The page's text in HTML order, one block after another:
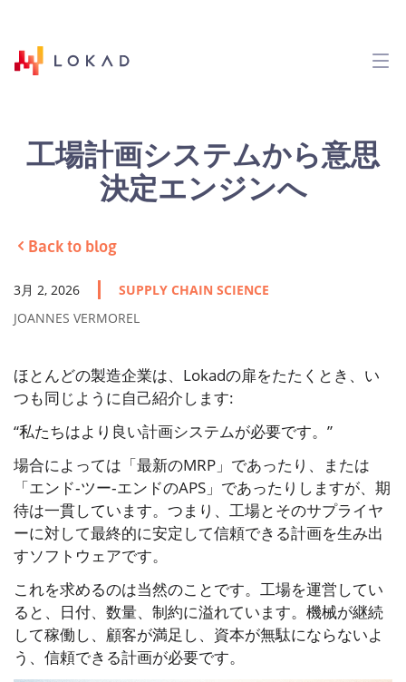
工場計画システムから意思
決定エンジンへ
Back to blog
3月 2, 2026
SUPPLY CHAIN SCIENCE
JOANNES VERMOREL
ほとんどの製造企業は、Lokadの扉をたたくとき、い
つも同じように自己紹介します:
“私たちはより良い計画システムが必要です。”
場合によっては「最新のMRP」であったり、または
「エンド‑ツー‑エンドのAPS」であったりしますが、期
待は一貫しています。つまり、工場とそのサプライヤ
ーに対して最終的に安定して信頼できる計画を生み出
すソフトウェアです。
これを求めるのは当然のことです。工場を運営してい
ると、日付、数量、制約に溢れています。機械が継続
して稼働し、顧客が満足し、資本が無駄にならないよ
う、信頼できる計画が必要です。